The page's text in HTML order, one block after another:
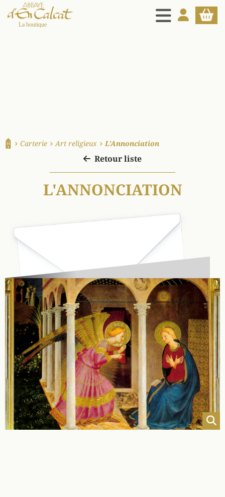
MENU
MON PANIER
Carterie Art religieux L'Annonciation
Retour liste
L'ANNONCIATION